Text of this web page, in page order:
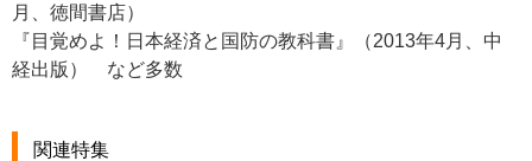
月、徳間書店）
『目覚めよ！日本経済と国防の教科書』（2013年4月、中
経出版） など多数
関連特集